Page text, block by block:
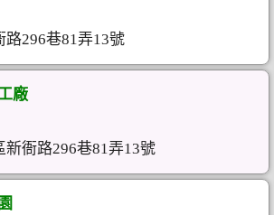
296巷81弄13號
廠
新衙路296巷81弄13號